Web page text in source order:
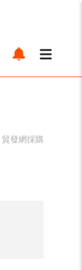
貿發網採購